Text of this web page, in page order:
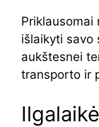
Priklausomai
išlaikyti savo
aukštesnei
transporto ir